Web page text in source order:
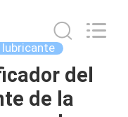
del
de la